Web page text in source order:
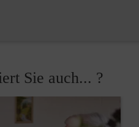
Sie auch... ?